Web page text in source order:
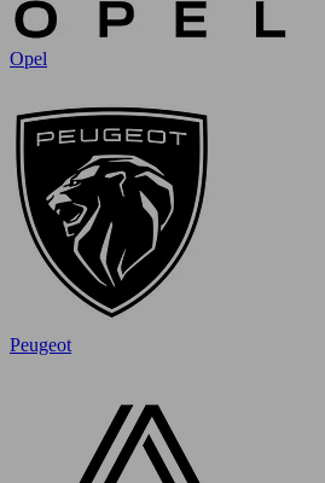
Opel
Peugeot